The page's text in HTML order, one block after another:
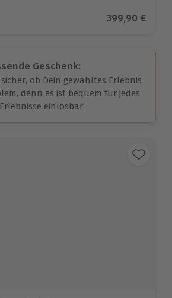
Aktueller
399,90 €
Geschenk:
ob Dein gewähltes Erlebnis
denn es ist bequem für jedes
einlösbar.